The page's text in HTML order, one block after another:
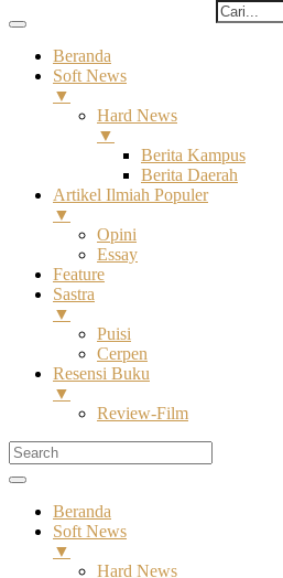
Beranda
Soft News
▼
Hard News
▼
Berita Kampus
Berita Daerah
Artikel Ilmiah Populer
▼
Opini
Essay
Feature
Sastra
▼
Puisi
Cerpen
Resensi Buku
▼
Review-Film
Beranda
Soft News
▼
Hard News